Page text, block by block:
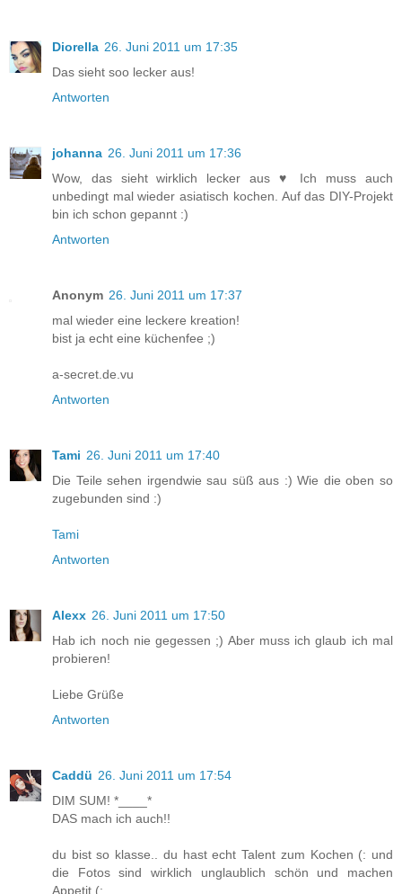
Diorella 26. Juni 2011 um 17:35
Das sieht soo lecker aus!
Antworten
johanna 26. Juni 2011 um 17:36
Wow, das sieht wirklich lecker aus ♥ Ich muss auch
unbedingt mal wieder asiatisch kochen. Auf das DIY-Projekt
bin ich schon gepannt :)
Antworten
Anonym 26. Juni 2011 um 17:37
mal wieder eine leckere kreation!
bist ja echt eine küchenfee ;)
a-secret.de.vu
Antworten
Tami 26. Juni 2011 um 17:40
Die Teile sehen irgendwie sau süß aus :) Wie die oben so
zugebunden sind :)
Tami
Antworten
Alexx 26. Juni 2011 um 17:50
Hab ich noch nie gegessen ;) Aber muss ich glaub ich mal
probieren!
Liebe Grüße
Antworten
Caddü 26. Juni 2011 um 17:54
DIM SUM! *____*
DAS mach ich auch!!
du bist so klasse.. du hast echt Talent zum Kochen (: und
die Fotos sind wirklich unglaublich schön und machen
Appetit (: